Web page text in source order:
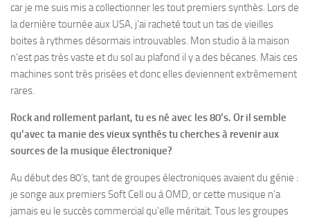
car je me suis mis a collectionner les tout premiers synthès. Lors de
la dernière tournée aux USA, j‘ai racheté tout un tas de vieilles
boites à rythmes désormais introuvables. Mon studio à la maison
n‘est pas très vaste et du sol au plafond il y a des bécanes. Mais ces
machines sont très prisées et donc elles deviennent extrêmement
rares.
Rock and rollement parlant, tu es né avec les 80’s. Or il semble
qu’avec ta manie des vieux synthés tu cherches à revenir aux
sources de la musique électronique?
Au début des 80’s, tant de groupes électroniques avaient du génie :
je songe aux premiers Soft Cell ou à OMD, or cette musique n’a
jamais eu le succès commercial qu’elle méritait. Tous les groupes